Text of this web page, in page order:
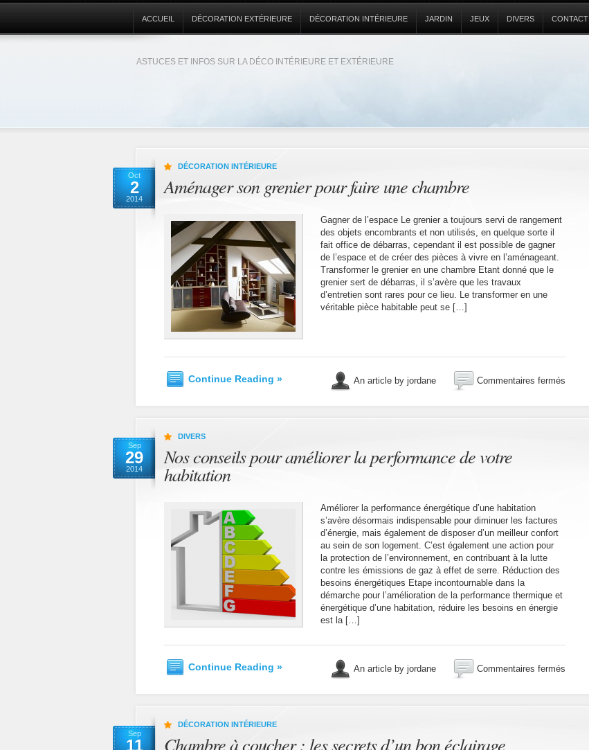
ASTUCES ET INFOS SUR LA DÉCO INTÉRIEURE ET EXTÉRIEURE
ACCUEIL DÉCORATION EXTÉRIEURE DÉCORATION INTÉRIEURE JARDIN JEUX DIVERS CONTACT
Oct
2
2014
DÉCORATION INTÉRIEURE
Aménager son grenier pour faire une chambre
Gagner de l’espace Le grenier a toujours servi de rangement
des objets encombrants et non utilisés, en quelque sorte il
fait office de débarras, cependant il est possible de gagner
de l’espace et de créer des pièces à vivre en l’aménageant.
Transformer le grenier en une chambre Etant donné que le
grenier sert de débarras, il s’avère que les travaux
d’entretien sont rares pour ce lieu. Le transformer en une
véritable pièce habitable peut se […]
Continue Reading » An article by jordane Commentaires fermés
Sep
29
2014
DIVERS
Nos conseils pour améliorer la performance de votre
habitation
Améliorer la performance énergétique d’une habitation
s’avère désormais indispensable pour diminuer les factures
d’énergie, mais également de disposer d’un meilleur confort
au sein de son logement. C’est également une action pour
la protection de l’environnement, en contribuant à la lutte
contre les émissions de gaz à effet de serre. Réduction des
besoins énergétiques Etape incontournable dans la
démarche pour l’amélioration de la performance thermique et
énergétique d’une habitation, réduire les besoins en énergie
est la […]
Continue Reading » An article by jordane Commentaires fermés
Sep
11
DÉCORATION INTÉRIEURE
Chambre à coucher : les secrets d’un bon éclairage